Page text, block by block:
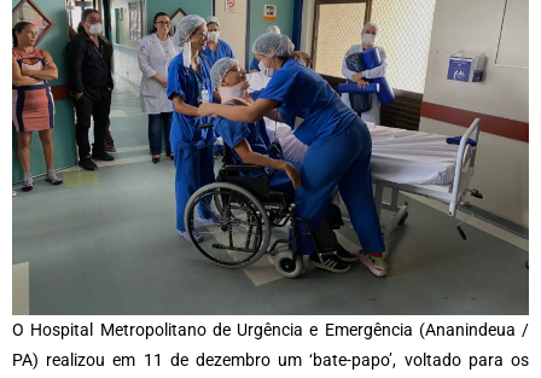
O Hospital Metropolitano de Urgência e Emergência (Ananindeua /
PA) realizou em 11 de dezembro um ‘bate-papo’, voltado para os